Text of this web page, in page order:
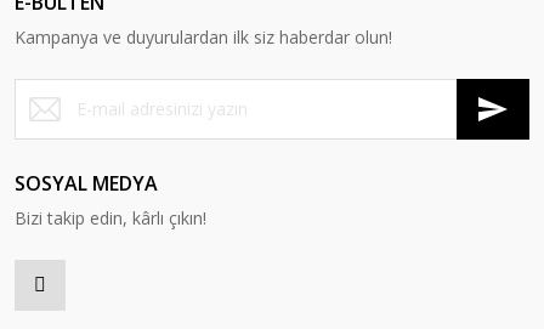
Kampanya ve duyurulardan ilk siz haberdar olun!
SOSYAL MEDYA
Bizi takip edin, kârlı çıkın!